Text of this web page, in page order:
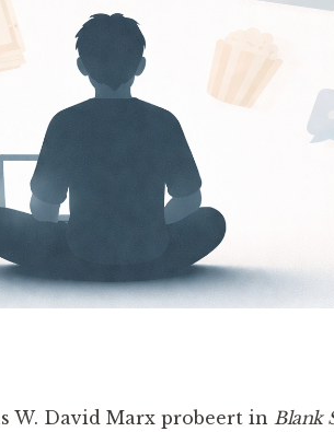
W. David Marx probeert in Blank